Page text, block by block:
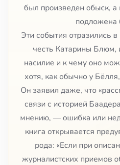
был произведен обыск, а
подложена
Эти события отразились
честь Катарины Блюм,
насилие и к чему оно
хотя, как обычно у
Он заявил даже, что
связи с историей
мнению, — ошибка или
книга открывается
рода: «Если при
журналистских приемов